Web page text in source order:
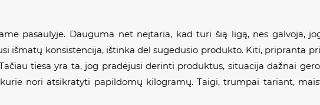
pasaulyje. Dauguma net neįtaria, kad turi šią ligą, nes galvoja,
išmatų konsistencija, ištinka dėl sugedusio produkto. Kiti, pripranta
tiesa yra ta, jog pradėjusi derinti produktus, situacija dažnai
nori atsikratyti papildomų kilogramų. Taigi, trumpai tariant,